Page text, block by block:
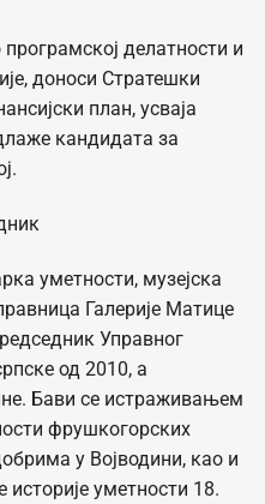
делатности и
доноси Стратешки
план, усваја
кандидата за
уметности, музејска
Галерије Матице
Управног
од 2010, а
Бави се истраживањем
фрушкогорских
у Војводини, као и
уметности 18.